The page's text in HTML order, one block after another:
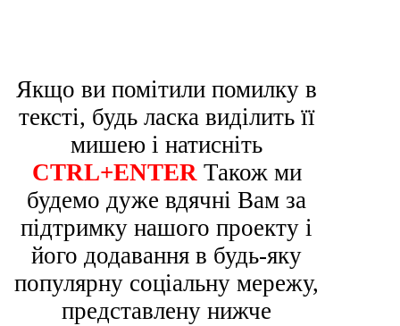
Якщо ви помітили помилку в
тексті, будь ласка виділить її
мишею і натисніть
CTRL+ENTER Також ми
будемо дуже вдячні Вам за
підтримку нашого проекту і
його додавання в будь-яку
популярну соціальну мережу,
представлену нижче